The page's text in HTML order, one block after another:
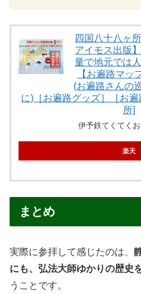
四国八十八ヶ
アイモス出版
量で地元では
【お遍路マッ
(お遍路さんの
に)［お遍路グッズ］［お
所]
伊予鉄てくてく
楽天
まとめ
実際に参拝して感じたのは、
にも、弘法大師ゆかりの歴史
うことです。